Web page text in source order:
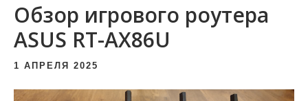
Обзор игрового роутера
ASUS RT-AX86U
1 АПРЕЛЯ 2025